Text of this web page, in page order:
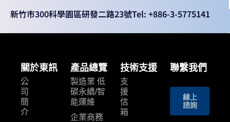
新竹市300科學園區研發二路23號Tel: +886-3-5775141
關於東訊
公
司
簡
介
產品總覽
製造業 低
碳永續/智
能運維
企業商務
技術支援
支
援
信
箱
聯繫我們
線上
諮詢